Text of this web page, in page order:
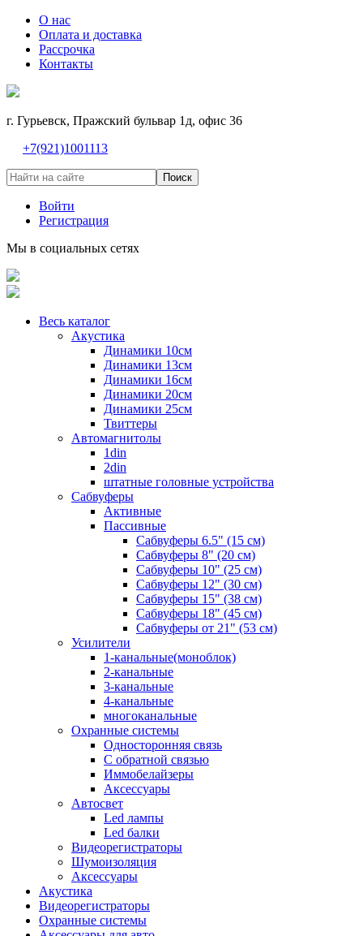
О нас
Оплата и доставка
Рассрочка
Контакты
г. Гурьевск, Пражский бульвар 1д, офис 36
+7(921)1001113
Поиск
Войти
Регистрация
Мы в социальных сетях
Весь каталог
Акустика
Динамики 10см
Динамики 13см
Динамики 16см
Динамики 20см
Динамики 25см
Твиттеры
Автомагнитолы
1din
2din
штатные головные устройства
Сабвуферы
Активные
Пассивные
Сабвуферы 6.5" (15 см)
Сабвуферы 8" (20 см)
Сабвуферы 10" (25 см)
Сабвуферы 12" (30 см)
Сабвуферы 15" (38 см)
Сабвуферы 18" (45 см)
Сабвуферы от 21" (53 см)
Усилители
1-канальные(моноблок)
2-канальные
3-канальные
4-канальные
многоканальные
Охранные системы
Односторонняя связь
С обратной связью
Иммобелайзеры
Аксессуары
Автосвет
Led лампы
Led балки
Видеорегистраторы
Шумоизоляция
Аксессуары
Акустика
Видеорегистраторы
Охранные системы